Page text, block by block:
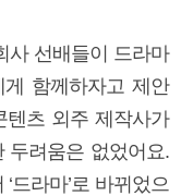
사 선배들이 드라마
함께하자고 제안
츠 외주 제작사가
두려움은 없었어요.
드라마’로 바뀌었으